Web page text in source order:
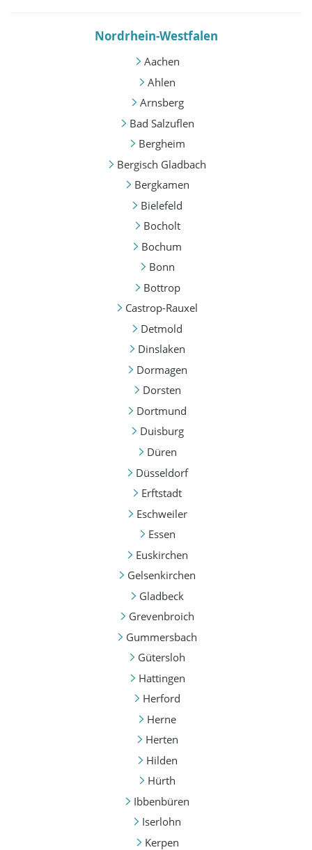
Nordrhein-Westfalen
Aachen
Ahlen
Arnsberg
Bad Salzuflen
Bergheim
Bergisch Gladbach
Bergkamen
Bielefeld
Bocholt
Bochum
Bonn
Bottrop
Castrop-Rauxel
Detmold
Dinslaken
Dormagen
Dorsten
Dortmund
Duisburg
Düren
Düsseldorf
Erftstadt
Eschweiler
Essen
Euskirchen
Gelsenkirchen
Gladbeck
Grevenbroich
Gummersbach
Gütersloh
Hattingen
Herford
Herne
Herten
Hilden
Hürth
Ibbenbüren
Iserlohn
Kerpen